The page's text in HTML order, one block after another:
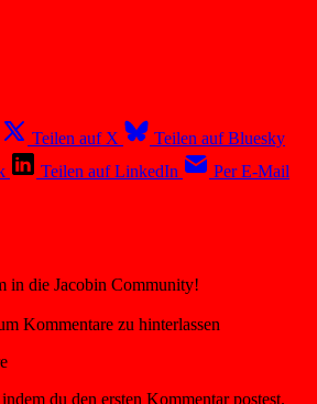
Teilen auf X
Teilen auf Bluesky
Teilen auf LinkedIn
Per E-Mail
in die Jacobin Community!